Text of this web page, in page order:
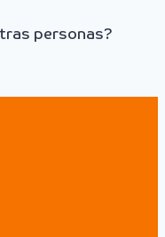
personas?